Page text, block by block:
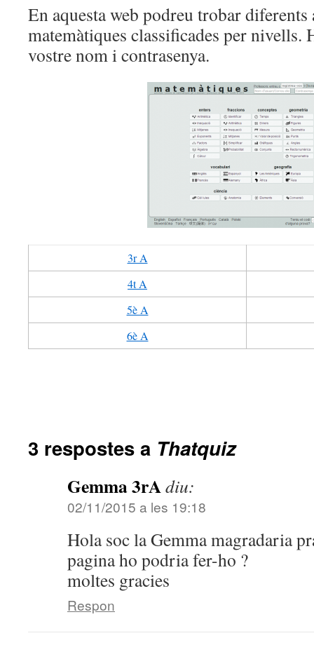
En aquesta web podreu trobar
matemàtiques classificades per nivells.
vostre nom i contrasenya.
3r A
4t A
5è A
6è A
3 respostes a Thatquiz
Gemma 3rAdiu:
02/11/2015 a les 19:18
Hola soc la Gemma magradaria
pagina ho podria fer-ho ?
moltes gracies
Respon